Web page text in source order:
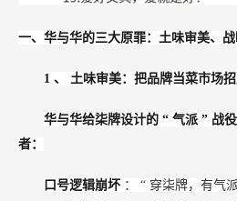
一、华与华的三大原罪：土味审美、
1 、 土味审美：把品牌当菜市场
华与华给柒牌设计的 “ 气派 ” 战
者：
口号逻辑崩坏 ： “ 穿柒牌，有气